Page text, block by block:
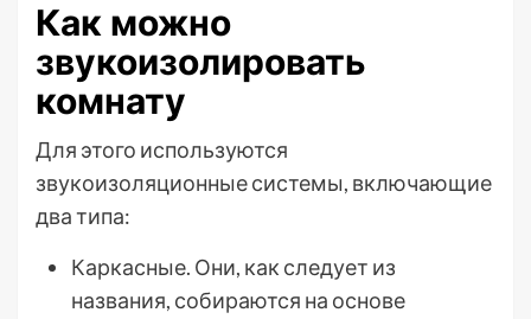
Как можно
звукоизолировать
комнату
Для этого используются
звукоизоляционные системы, включающие
два типа:
Каркасные. Они, как следует из
названия, собираются на основе